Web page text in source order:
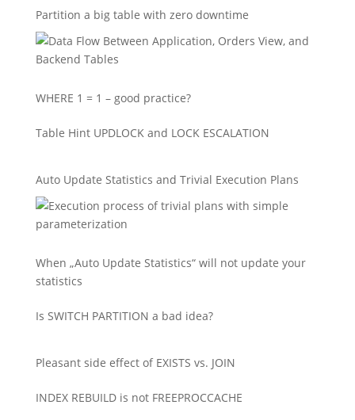
Partition a big table with zero downtime
WHERE 1 = 1 – good practice?
Table Hint UPDLOCK and LOCK ESCALATION
Auto Update Statistics and Trivial Execution Plans
When „Auto Update Statistics“ will not update your
statistics
Is SWITCH PARTITION a bad idea?
Pleasant side effect of EXISTS vs. JOIN
INDEX REBUILD is not FREEPROCCACHE